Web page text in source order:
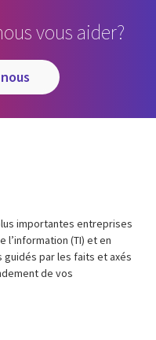
vous aider?
importantes entreprises
(TI) et en
guidés par les faits et axés
de vos